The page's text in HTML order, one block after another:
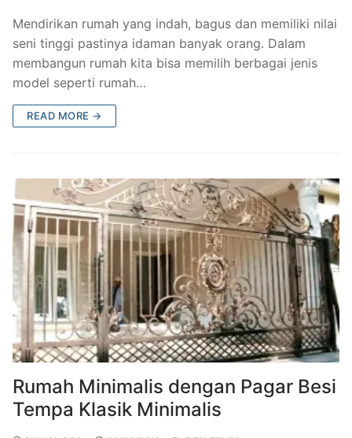
Pengecoran Logam Jakarta
Alat Fitness Outdoor Murah
Mendirikan rumah yang indah, bagus dan memiliki nilai
seni tinggi pastinya idaman banyak orang. Dalam
membangun rumah kita bisa memilih berbagai jenis
model seperti rumah…
READ MORE →
Rumah Minimalis dengan Pagar Besi
Tempa Klasik Minimalis